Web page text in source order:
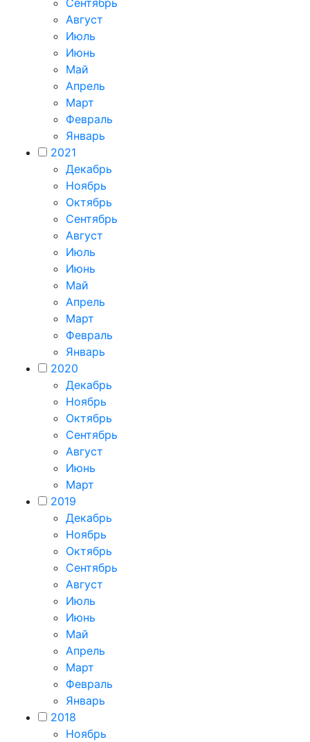
Август
Июль
Июнь
Май
Апрель
Март
Февраль
Январь
2021
Декабрь
Ноябрь
Октябрь
Сентябрь
Август
Июль
Июнь
Май
Апрель
Март
Февраль
Январь
2020
Декабрь
Ноябрь
Октябрь
Сентябрь
Август
Июнь
Март
2019
Декабрь
Ноябрь
Октябрь
Сентябрь
Август
Июль
Июнь
Май
Апрель
Март
Февраль
Январь
2018
Ноябрь